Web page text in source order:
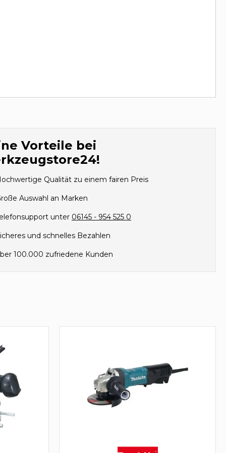
Vorteile bei
Qualität zu einem fairen Preis
Auswahl an Marken
unter 06145 - 954 525 0
und schnelles Bezahlen
100.000 zufriedene Kunden